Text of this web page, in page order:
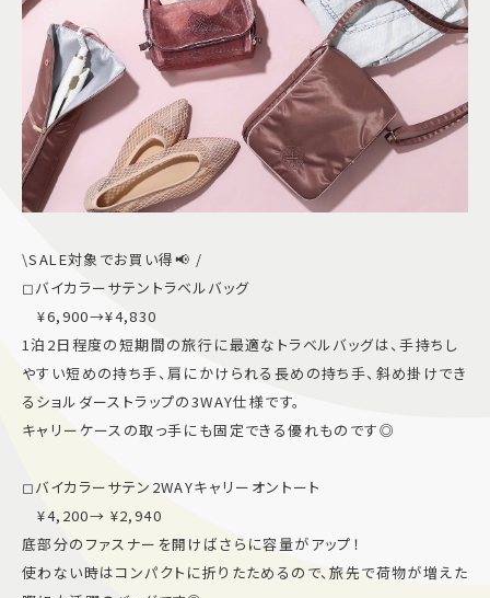
\SALE対象でお買い得📢 /
◻︎バイカラーサテントラベルバッグ
¥6,900→¥4,830
1泊2日程度の短期間の旅行に最適なトラベルバッグは、手持ちし
やすい短めの持ち手、肩にかけられる長めの持ち手、斜め掛けでき
るショルダーストラップの3WAY仕様です。
キャリーケースの取っ手にも固定できる優れものです◎
◻︎バイカラーサテン2WAYキャリーオントート
¥4,200→ ¥2,940
底部分のファスナーを開けばさらに容量がアップ！
使わない時はコンパクトに折りたためるので、旅先で荷物が増えた